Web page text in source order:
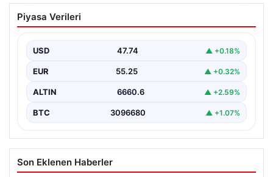
Nisan Ayı Doğum Yardımı Ödemeleri
2026: Ödemeler Yapıldı mı? Bakan
Her ay düzenli olarak yapılan doğum yardımı ödemeleri,
Piyasa Verileri
USD 47.74 ▲ +0.18%
EUR 55.25 ▲ +0.32%
ALTIN 6660.6 ▲ +2.59%
BTC 3096680 ▲ +1.07%
Son Eklenen Haberler